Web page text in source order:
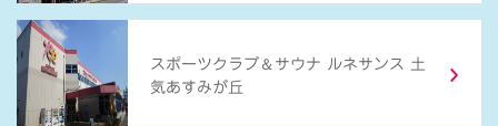
スポーツクラブ ＆ サウナ ルネサンス 土
気あすみが丘